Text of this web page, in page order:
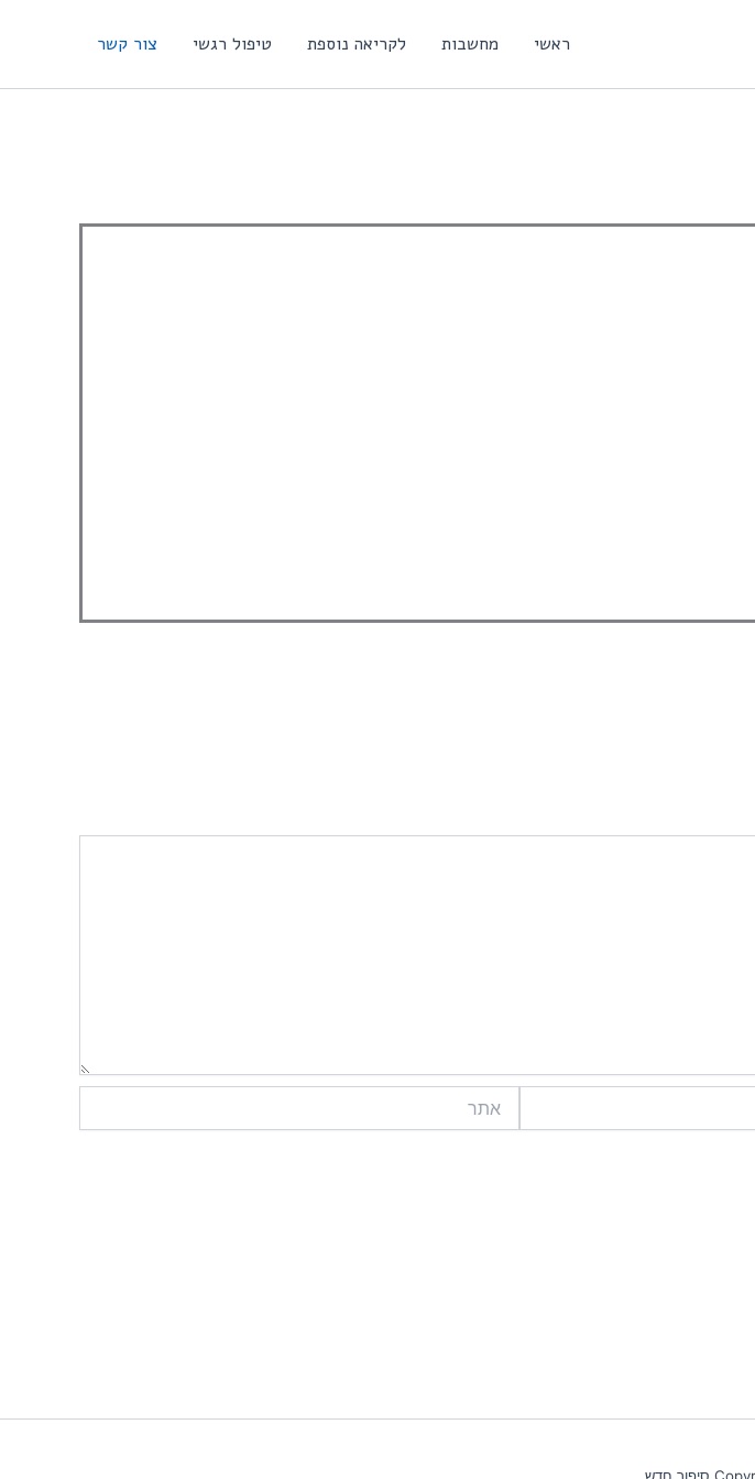
ראשי מחשבות לקריאה נוספת טיפול רגשי צור קשר